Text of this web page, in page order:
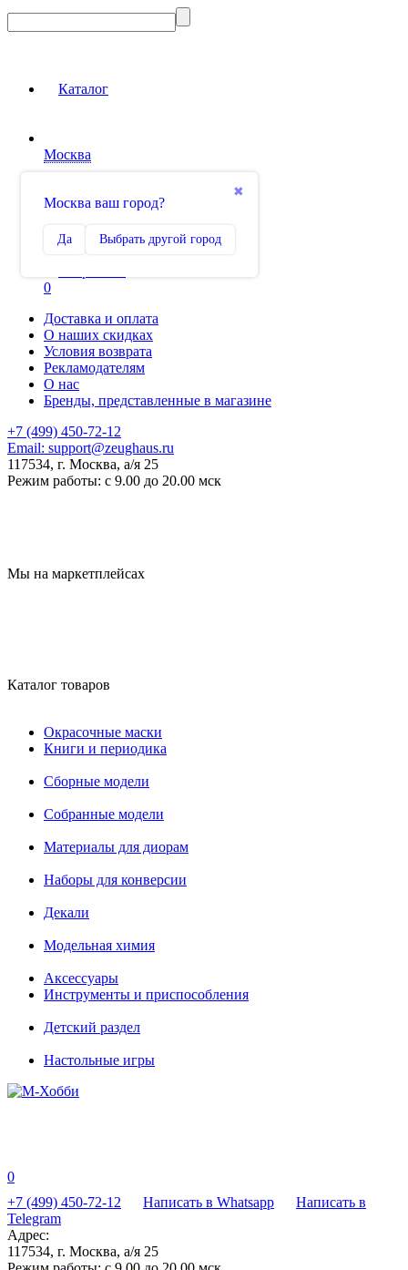
Каталог
Москва
✖
Москва ваш город?
Да Выбрать другой город
Сравнение
0
Доставка и оплата
О наших скидках
Условия возврата
Рекламодателям
О нас
Бренды, представленные в магазине
+7 (499) 450-72-12
Email: support@zeughaus.ru
117534, г. Москва, а/я 25
Режим работы: с 9.00 до 20.00 мск
Мы на маркетплейсах
Каталог товаров
Окрасочные маски
Книги и периодика
Сборные модели
Собранные модели
Материалы для диорам
Наборы для конверсии
Декали
Модельная химия
Аксессуары
Инструменты и приспособления
Детский раздел
Настольные игры
0
+7 (499) 450-72-12
Написать в Whatsapp
Написать в
Telegram
Адрес:
117534, г. Москва, а/я 25